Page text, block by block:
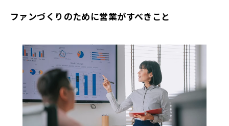
ファンづくりのために営業がすべきこと